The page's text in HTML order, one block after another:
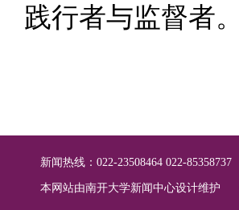
践行者与监督者。
新闻热线：022-23508464 022-85358737
本网站由南开大学新闻中心设计维护